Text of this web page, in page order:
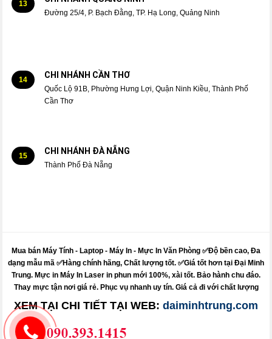
13
Đường 25/4, P. Bạch Đằng, TP. Hạ Long, Quảng Ninh
14 CHI NHÁNH CẦN THƠ
Quốc Lộ 91B, Phường Hưng Lợi, Quận Ninh Kiều, Thành Phố
Cần Thơ
15 CHI NHÁNH ĐÀ NẴNG
Thành Phố Đà Nẵng
Mua bán Máy Tính - Laptop - Máy In - Mực In Văn Phòng ✅Độ bền cao, Đa
dạng mẫu mã ✅Hàng chính hãng, Chất lượng tốt. ✅Giá tốt hơn tại Đại Minh
Trung. Mực in Máy In Laser in phun mới 100%, xài tốt. Bảo hành chu đáo.
Thay mựctận nơi giá rẻ. Phục vụ nhanh uy tín. Giá cả đi với chất lượng
XEM TẠI CHI TIẾT TẠI WEB: daiminhtrung.com